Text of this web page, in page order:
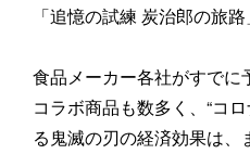
「追憶の試練 炭治郎の旅
食品メーカー各社がすでに
コラボ商品も数多く、“コ
る鬼滅の刃の経済効果は、